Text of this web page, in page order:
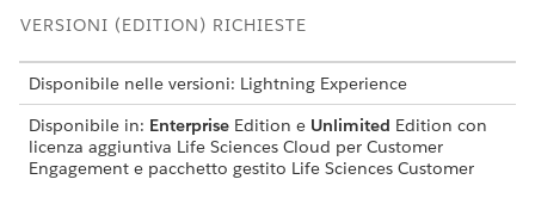
VERSIONI (EDITION) RICHIESTE
Disponibile nelle versioni: Lightning Experience
Disponibile in: Enterprise Edition e Unlimited Edition con
licenza aggiuntiva Life Sciences Cloud per Customer
Engagement e pacchetto gestito Life Sciences Customer